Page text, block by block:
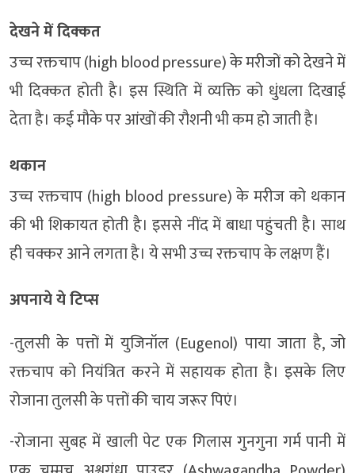
देखने में दिक्कत
उच्च रक्तचाप (high blood pressure) के मरीजों को देखने में
भी दिक्कत होती है। इस स्थिति में व्यक्ति को धुंधला दिखाई
देता है। कई मौके पर आंखों की रौशनी भी कम हो जाती है।
थकान
उच्च रक्तचाप (high blood pressure) के मरीज को थकान
की भी शिकायत होती है। इससे नींद में बाधा पहुंचती है। साथ
ही चक्कर आने लगता है। ये सभी उच्च रक्तचाप के लक्षण हैं।
अपनाये ये टिप्‍स
-तुलसी के पत्तों में युजिनॉल (Eugenol) पाया जाता है, जो
रक्तचाप को नियंत्रित करने में सहायक होता है। इसके लिए
रोजाना तुलसी के पत्तों की चाय जरूर पिएं।
-रोजाना सुबह में खाली पेट एक गिलास गुनगुना गर्म पानी में